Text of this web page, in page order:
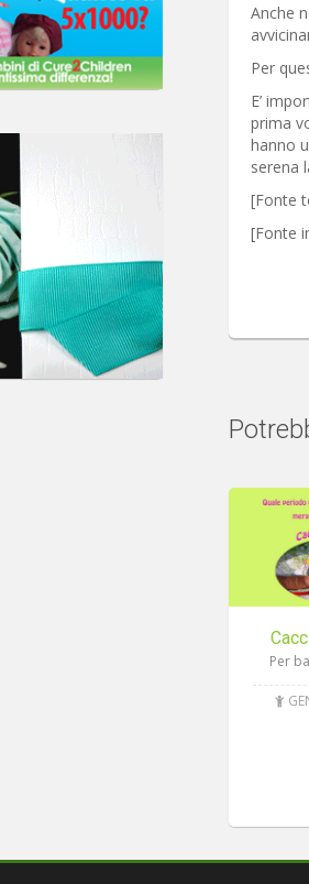
Anche
Per
E’
prima
hanno
serena
[Fonte
[Fonte
Per